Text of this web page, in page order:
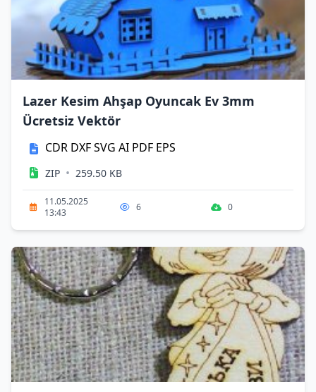
Lazer Kesim Ahşap Oyuncak Ev 3mm
Ücretsiz Vektör
CDR DXFSVG AI PDF EPS
ZIP • 259.50 KB
11.05.2025
13:43
6 0